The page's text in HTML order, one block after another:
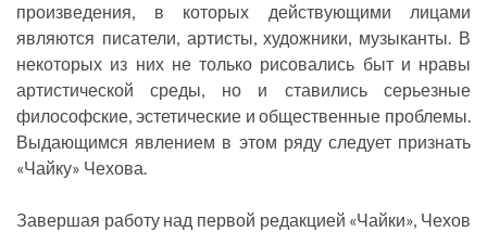
произведения, в которых действующими лицами
являются писатели, артисты, художники, музыканты. В
некоторых из них не только рисовались быт и нравы
артистической среды, но и ставились серьезные
философские, эстетические и общественные проблемы.
Выдающимся явлением в этом ряду следует признать
«Чайку» Чехова.
Завершая работу над первой редакцией «Чайки», Чехов